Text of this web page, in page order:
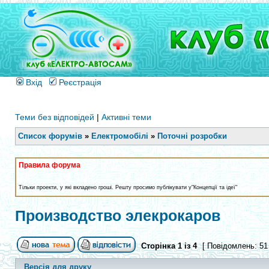
Вхід Реєстрація
Теми без відповідей | Активні теми
Список форумів » Електромобілі » Поточні розробки
Правила форума
Тільки проекти, у які вкладено гроші. Решту просимо публікувати у"Концепції та ідеї"
Производство элекрокаров
Сторінка1із4 [ Повідомлень:
Версія для друку